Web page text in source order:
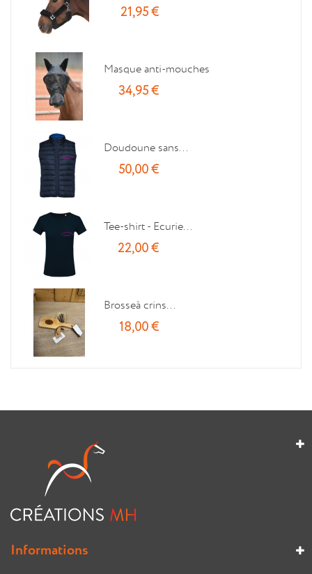
21,95 €
Masque anti-mouches
34,95 €
Doudoune sans...
50,00 €
Tee-shirt - Ecurie...
22,00 €
Brosseà crins...
18,00 €
Informations